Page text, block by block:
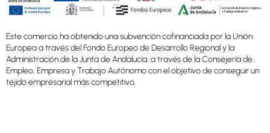
Este comercio ha obtenido una subvención cofinanciada por la Unión
Europea a través del Fondo Europeo de Desarrollo Regional y la
Administración de la Junta de Andalucía, a través de la Consejería de
Empleo, Empresa y Trabajo Autónomo con el objetivo de conseguir un
tejido empresarial más competitivo.